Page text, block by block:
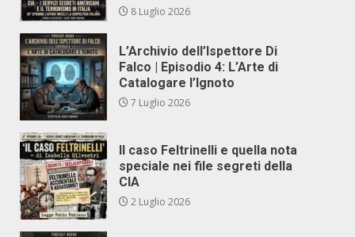
8 Luglio 2026
L’Archivio dell’Ispettore Di
Falco | Episodio 4: L’Arte di
Catalogare l’Ignoto
7 Luglio 2026
Il caso Feltrinelli e quella nota
speciale nei file segreti della
CIA
2 Luglio 2026